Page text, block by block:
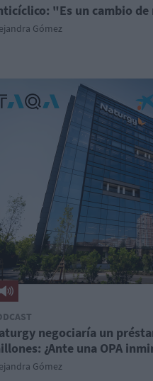
"Es un cambio
Gómez
negociaría un
¿Ante una OPA
Gómez